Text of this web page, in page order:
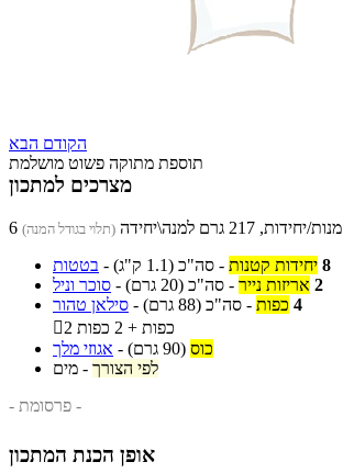
הקודם הבא
תוספת מתוקה פשוט מושלמת
מצרכים למתכון
6 מנות/יחידות, 217 גרם למנה\יחידה (תלוי בגודל המנה)
בטטות - 8 יחידות קטנות - סה"כ (1.1 ק"ג)
סוכר וניל - 2 אריזות נייר - סה"כ (20 גרם)
סילאן טהור - 4 כפות - סה"כ (88 גרם)

2 כפות + 2 כפות
אגוזי מלך - כוס (90 גרם)
מים - לפי הצורך
- פרסומת -
אופן הכנת המתכון